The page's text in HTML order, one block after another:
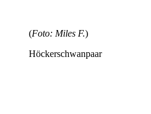
(Foto: Miles F.)
Höckerschwanpaar